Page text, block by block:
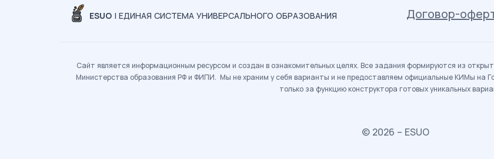
ESUO | ЕДИНАЯ СИСТЕМА УНИВЕРСАЛЬНОГО ОБРАЗОВАНИЯ Договор-
Сайт является информационным ресурсом и создан в ознакомительных целях. Все задания формируются из
Министерства образования РФ и ФИПИ. Мы не храним у себя варианты и не предоставляем официальные КИМы на
только за функцию конструктора готовых уникальных
© 2026 – ESUO